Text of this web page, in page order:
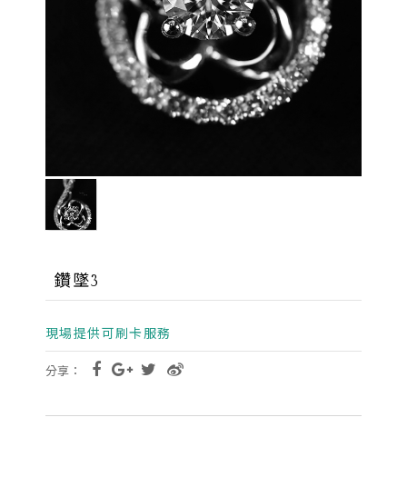
鑽墜3
現場提供可刷卡服務
分享：